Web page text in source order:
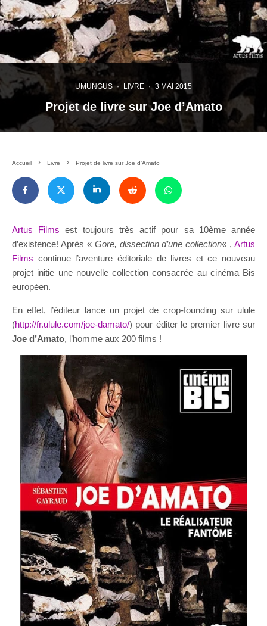
UMUNGUS · LIVRE · 3 MAI 2015
Projet de livre sur Joe d’Amato
Accueil Livre Projet de livre sur Joe d’Amato
Artus Films est toujours très actif pour sa 10ème année
d’existence! Après « Gore, dissection d’une collection« , Artus
Films continue l’aventure éditoriale de livres et ce nouveau
projet initie une nouvelle collection consacrée au cinéma Bis
européen.
En effet, l’éditeur lance un projet de crop-founding sur ulule
(http://fr.ulule.com/joe-damato/) pour éditer le premier livre sur
Joe d’Amato, l’homme aux 200 films !